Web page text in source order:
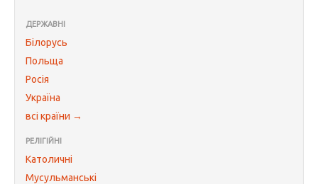
ДЕРЖАВНІ
Білорусь
Польща
Росія
Україна
всі країни →
РЕЛІГІЙНІ
Католичні
Мусульманські